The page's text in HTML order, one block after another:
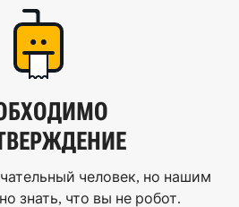
человек, но нашим
знать, что вы не робот.